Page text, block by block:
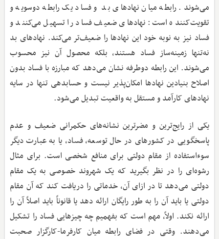
می‌شوند. رابطه میان نهادهای بد و فساد یک رابطه دوسویه و
تقویت‌کننده است: نهادهای ضعیف فساد را تسهیل می‌کنند و
فساد نیز به نوبه خود این نهادها را ضعیف‌تر می‌کند. نهادهای بد
نه‌تنها زمینه‌ساز فساد هستند، بلکه محصول آن نیز محسوب
می‌شوند. این رابطه دوطرفه نشان می‌دهد که مبارزه با فساد بدون
اصلاح بنیادین نهادها امکان‌پذیر نیست و حسابدهی تنها در سایه
نهادهای کارآمد و مستقل به واقعیت تبدیل می‌شود.
یکی از رایج‌ترین و مضرترین نشانه‌های حکمرانی ضعیف و عدم
پاسخگویی در کشورهای در حال توسعه، فساد، یا به عبارت دیگر
سوءاستفاده از مقام دولتی برای منافع شخصی است‌. برای مثال
رشوه‌ای را در نظر بگیرید که یک شهروند خصوصی به یک مقام
دولتی می‌دهد تا در ازای آن، خدماتی را دریافت کند که آن مقام
دولتی یا باید آن را به طور رایگان ارائه دهد یا قانوناً باید اصلاً آن را
ارائه نکند‌. اولاً، مهم است که بفهمیم چه چیزهایی فساد را تشکیل
می‌دهند‌. وقتی در فضای رابطه میان کارفرما-کارگزار صحبت